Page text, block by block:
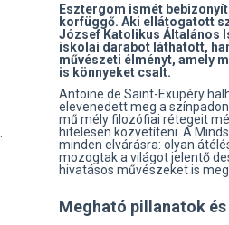
Esztergom ismét
korfüggő. Aki ellátogatott
József Katolikus Általános
iskolai darabot láthatott,
művészeti élményt, amely
is könnyeket csalt.
Antoine de Saint-Exupéry
elevenedett meg a
mű mély filozófiai rétegeit
hitelesen közvetíteni. A
minden elvárásra: olyan
mozogtak a világot jelentő
hivatásos művészeket is
Megható pillanatok